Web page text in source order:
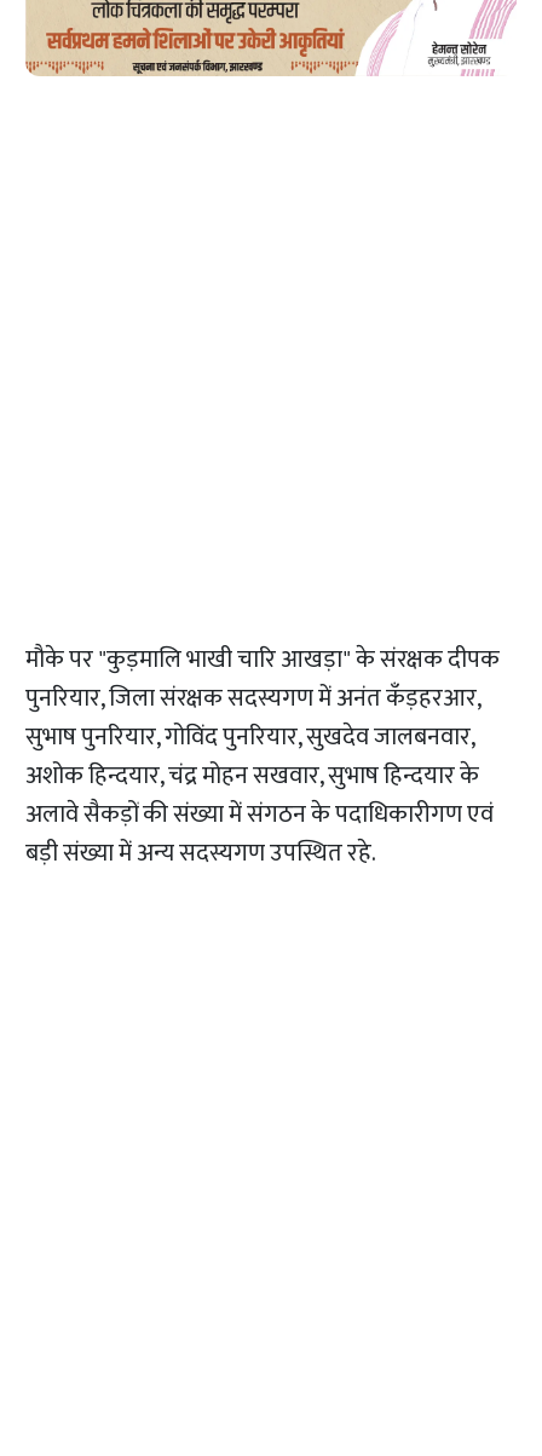
मौके पर "कुड़मालि भाखी चारि आखड़ा" के संरक्षक दीपक
पुनरियार, जिला संरक्षक सदस्यगण में अनंत कँड़हरआर,
सुभाष पुनरियार, गोविंद पुनरियार, सुखदेव जालबनवार,
अशोक हिन्दयार, चंद्र मोहन सखवार, सुभाष हिन्दयार के
अलावे सैकड़ों की संख्या में संगठन के पदाधिकारीगण एवं
बड़ी संख्या में अन्य सदस्यगण उपस्थित रहे.